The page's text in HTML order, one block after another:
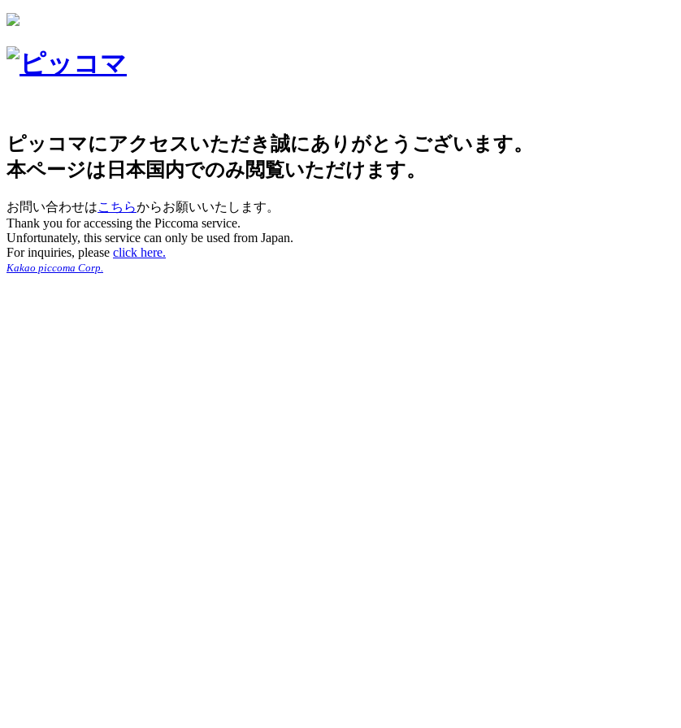
ピッコマにアクセスいただき誠にありがとうございます。
本ページは日本国内でのみ閲覧いただけます。
お問い合わせはこちらからお願いいたします。
Thank you for accessing the Piccoma service.
Unfortunately, this service can only be used from Japan.
For inquiries, please click here.
Kakao piccoma Corp.